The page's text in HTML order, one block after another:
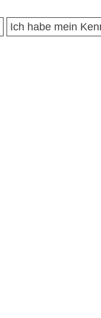
Ich habe mein